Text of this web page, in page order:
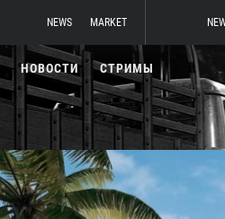
NEWS MARKET
НОВОСТИ СТРИМЫ